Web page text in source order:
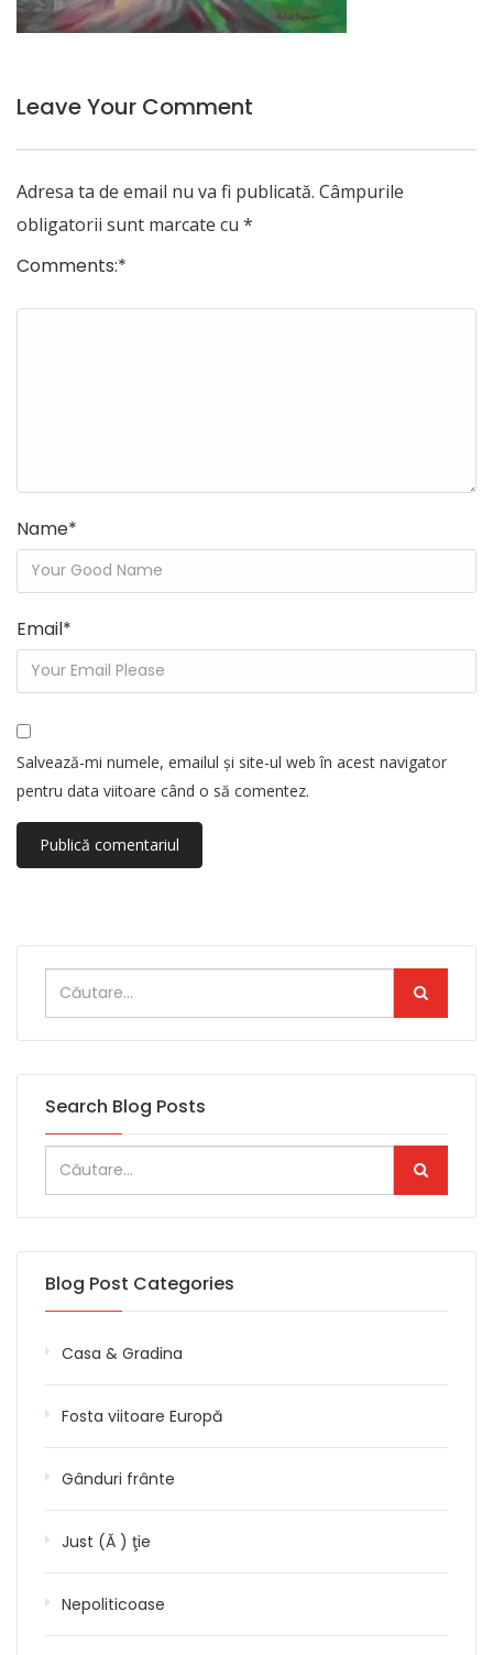
Leave Your Comment
Adresa ta de email nu va fi publicată. Câmpurile
obligatorii sunt marcate cu *
Comments:*
Name*
Email*
Salvează-mi numele, emailul și site-ul web în acest navigator
pentru data viitoare când o să comentez.
Search Blog Posts
Blog Post Categories
Casa & Gradina
Fosta viitoare Europă
Gânduri frânte
Just (Ă ) ţie
Nepoliticoase